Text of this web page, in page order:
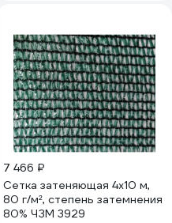
7 466 ₽
Сетка затеняющая 4x10 м,
80 г/м², степень затемнения
80% ЧЗМ 3929